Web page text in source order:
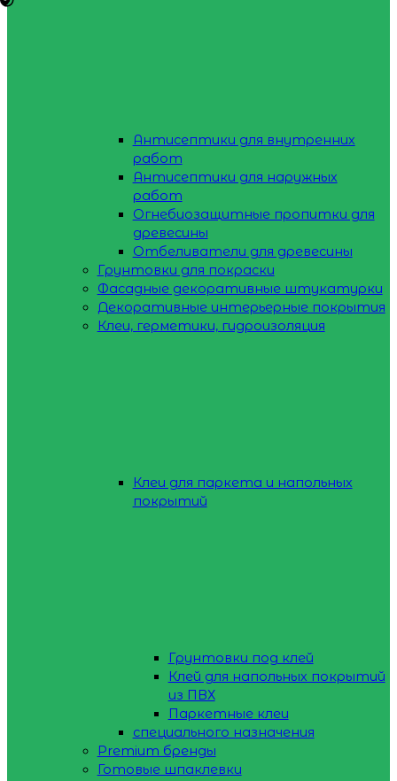
Антисептики для внутренних
работ
Антисептики для наружных
работ
Огнебиозащитные пропитки для
древесины
Отбеливатели для древесины
Грунтовки для покраски
Фасадные декоративные штукатурки
Декоративные интерьерные покрытия
Клеи, герметики, гидроизоляция
Клеи для паркета и напольных
покрытий
Грунтовки под клей
Клей для напольных покрытий
из ПВХ
Паркетные клеи
специального назначения
Premium бренды
Готовые шпаклевки